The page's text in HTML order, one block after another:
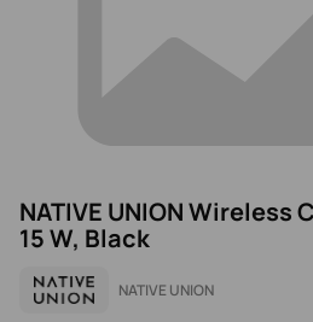
NATIVE UNION Wireless
15 W, Black
NATIVE UNION